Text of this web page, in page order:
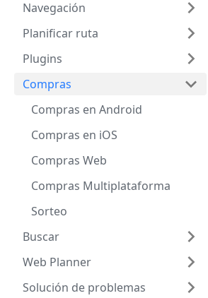
Navegación
Planificar ruta
Plugins
Compras
Compras en Android
Compras en iOS
Compras Web
Compras Multiplataforma
Sorteo
Buscar
Web Planner
Solución de problemas